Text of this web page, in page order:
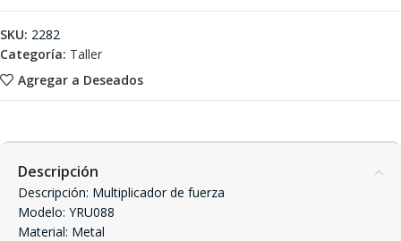
Agregar a Deseados
SKU: 2282
Categoría: Taller
Descripción
Descripción: Multiplicador de fuerza
Modelo: YRU088
Material: Metal